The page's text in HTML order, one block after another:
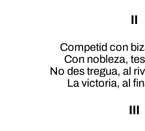
II
Competid con
Con nobleza,
No des tregua, al
La victoria, al
III